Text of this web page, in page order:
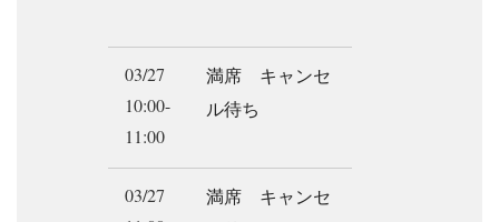
03/27
10:00-
11:00
満席 キャンセ
ル待ち
03/27
満席 キャンセ